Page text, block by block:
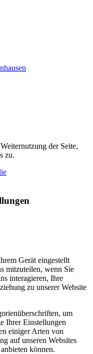
der Seite,
zu.
Gerät eingestellt
mitzuteilen, wenn Sie
interagieren, Ihre
zu unserer Website
um
Ihrer Einstellungen
einiger Arten von
auf unseren Websites
können.